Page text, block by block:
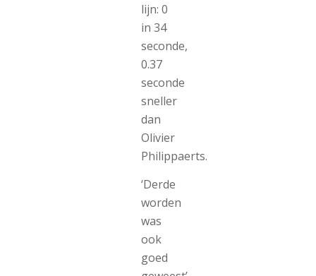
lijn: 0
in 34
seconde,
0.37
seconde
sneller
dan
Olivier
Philippaerts.
‘Derde
worden
was
ook
goed